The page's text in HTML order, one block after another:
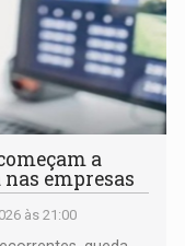
a
empresas
às 21:00